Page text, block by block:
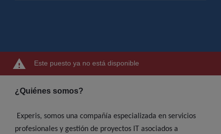
Este puesto ya no está disponible
¿Quiénes somos?
Experis, somos una compañía especializada en servicios
profesionales y gestión de proyectos IT asociados a